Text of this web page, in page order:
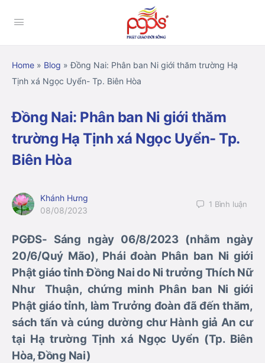
Home » Blog »Đồng Nai: Phân ban Ni giới thăm trường Hạ
Tịnh xá Ngọc Uyển- Tp. Biên Hòa
Đồng Nai: Phân ban Ni giới thăm
trường Hạ Tịnh xá Ngọc Uyển- Tp.
Biên Hòa
Khánh Hưng
08/08/2023
1 Bình luận
PGĐS- Sáng ngày 06/8/2023 (nhằm ngày
20/6/Quý Mão), Phái đoàn Phân ban Ni giới
Phật giáo tỉnh Đồng Nai do Ni trưởng Thích Nữ
Như Thuận, chứng minh Phân ban Ni giới
Phật giáo tỉnh, làm Trưởng đoàn đã đến thăm,
sách tấn và cúng dường chư Hành giả An cư
tại Hạ trường Tịnh xá Ngọc Uyển (Tp. Biên
Hòa, Đồng Nai)